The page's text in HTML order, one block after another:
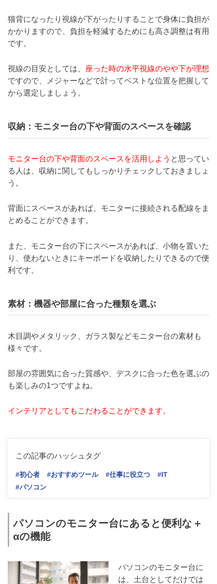
猫背になったり視線が下がったりすることで身体に負担が
かかりますので、負担を軽減するためにも高さ調整は有用
です。
視線の目安としては、
座った時の水平視線のやや下が理想
ですので、メジャーなどで計ってベストな位置を把握して
から選定しましょう。
収納：モニター台の下や背面のスペースを確認
モニター台の下や背面のスペースを活用しよう と思ってい
る人は、収納に関してもしっかりチェックしておきましょ
う。
背面にスペースがあれば、モニターに接続される配線をま
とめることができます。
また、モニター台の下にスペースがあれば、小物を置いた
り、使わないときにキーボードを収納したりできるので便
利です。
素材：機器や部屋に合った種類を選ぶ
木目調やメタリック、ガラス製などモニター台の素材も
様々です。
部屋の雰囲気に合った質感や、デスクに合った色を選ぶの
も楽しみの1つですよね。
インテリアとしてもこだわることができます。
この記事のハッシュタグ
#初心者 #おすすめツール #仕事に役立つ
#IT
#パソコン
パソコンのモニター台にあると便利な＋
αの機能
パソコンのモニター台に
は、土台としてだけでは